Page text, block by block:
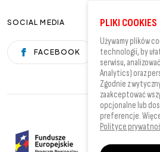
SOCIAL MEDIA
FACEBOOK YOUTUBE
PLIKI COOKIES
Używamy plików
technologii, by
serwisu,
Analytics) oraz
Zgodnie z
zaakceptować
opcjonalne lub
preferencje.
Polityce